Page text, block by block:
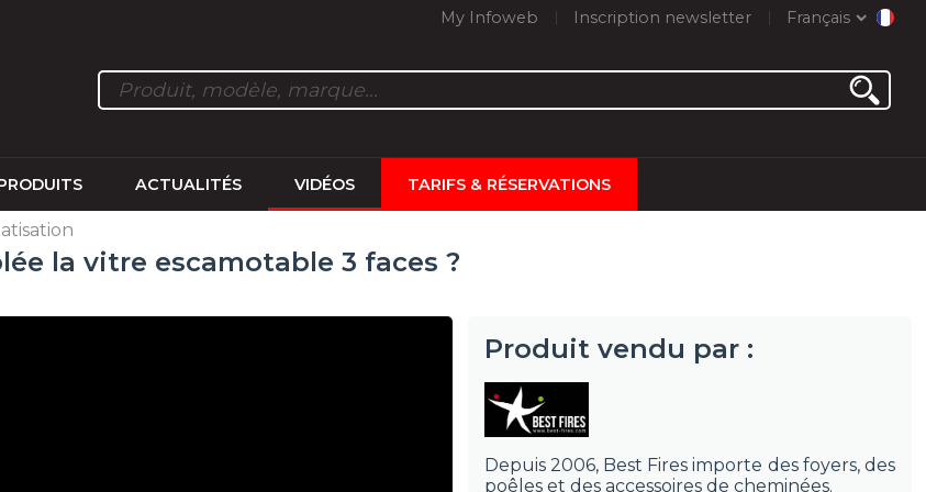
My Infoweb Inscription newsletter Français
ACTUALITÉS VIDÉOS TARIFS & RÉSERVATIONS
la vitre escamotable 3 faces ?
Produit vendu par :
Depuis 2006, Best Fires importe des foyers, des
poêles et des accessoires de cheminées.